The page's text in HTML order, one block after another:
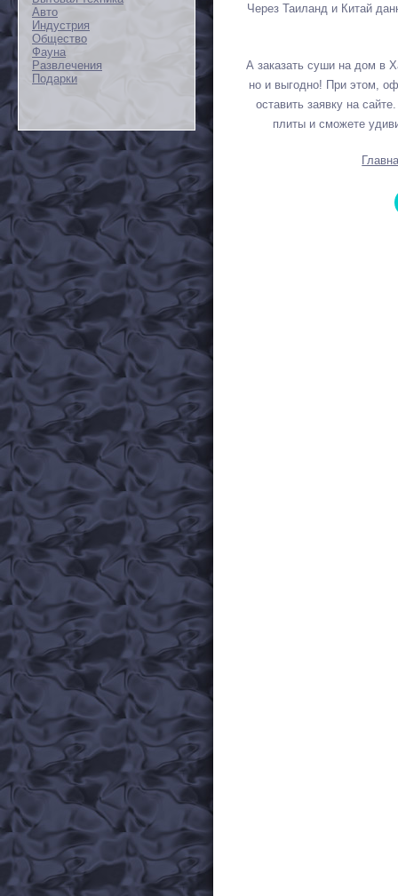
Авто
Индустрия
Общество
Фауна
Развлечения
Подарки
Через Таиланд и Китай
А заказать суши на дом в
но и выгодно! При этом,
оставить заявку на
плиты и сможете